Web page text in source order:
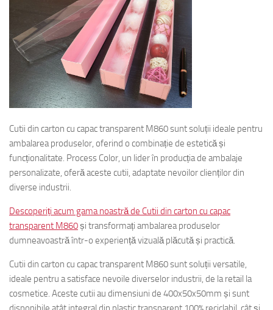
Cutii din carton cu capac transparent M860 sunt soluții ideale pentru
ambalarea produselor, oferind o combinație de estetică și
funcționalitate. Process Color, un lider în producția de ambalaje
personalizate, oferă aceste cutii, adaptate nevoilor clienților din
diverse industrii.
Descoperiți acum gama noastră de Cutii din carton cu capac
transparent M860și transformați ambalarea produselor
dumneavoastră într-o experiență vizuală plăcută și practică.
Cutii din carton cu capac transparent M860 sunt soluții versatile,
ideale pentru a satisface nevoile diverselor industrii, de la retail la
cosmetice. Aceste cutii au dimensiuni de 400x50x50mm și sunt